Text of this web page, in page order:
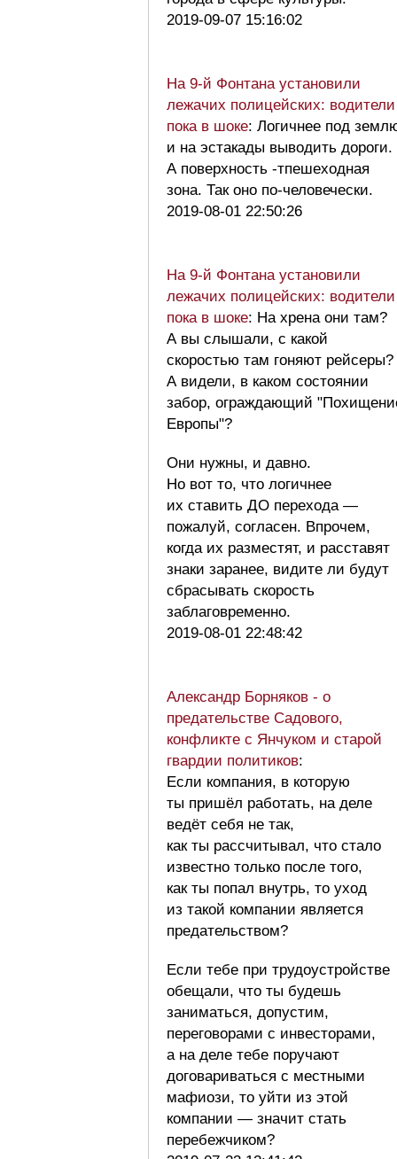
2019-09-07 15:16:02
На 9-й Фонтана установили
лежачих полицейских: водители
пока в шоке: Логичнее под
и на эстакады выводить дороги.
А поверхность -тпешеходная
зона. Так оно по-человечески.
2019-08-01 22:50:26
На 9-й Фонтана установили
лежачих полицейских: водители
пока в шоке: На хрена они там?
А вы слышали, с какой
скоростью там гоняют рейсеры?
А видели, в каком состоянии
забор, ограждающий
Европы"?
Они нужны, и давно.
Но вот то, что логичнее
их ставить ДО перехода —
пожалуй, согласен. Впрочем,
когда их разместят, и расставят
знаки заранее, видите ли будут
сбрасывать скорость
заблаговременно.
2019-08-01 22:48:42
Александр Борняков - о
предательстве Садового,
конфликте с Янчуком и старой
гвардии политиков:
Если компания, в которую
ты пришёл работать, на деле
ведёт себя не так,
как ты рассчитывал, что стало
известно только после того,
как ты попал внутрь, то уход
из такой компании является
предательством?
Если тебе при трудоустройстве
обещали, что ты будешь
заниматься, допустим,
переговорами с инвесторами,
а на деле тебе поручают
договариваться с местными
мафиози, то уйти из этой
компании — значит стать
перебежчиком?